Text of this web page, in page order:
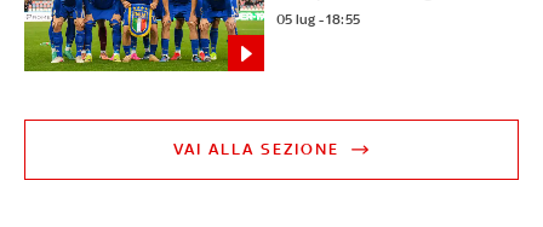
05 lug - 18:55
VAI ALLA SEZIONE